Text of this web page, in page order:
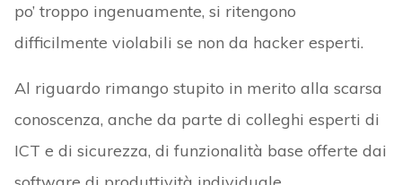
po’ troppo ingenuamente, si ritengono
difficilmente violabili se non da hacker esperti.
Al riguardo rimango stupito in merito alla scarsa
conoscenza, anche da parte di colleghi esperti di
ICT e di sicurezza, di funzionalità base offerte dai